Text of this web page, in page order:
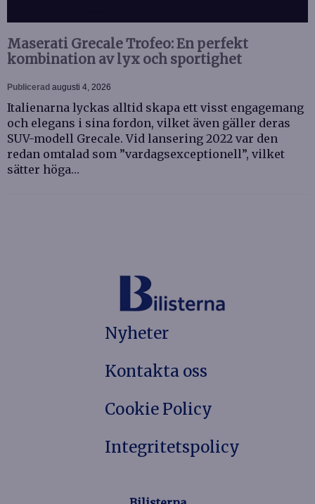
Maserati Grecale Trofeo: En perfekt
kombination av lyx och sportighet
Publicerad augusti 4, 2026
Italienarna lyckas alltid skapa ett visst engagemang
och elegans i sina fordon, vilket även gäller deras
SUV-modell Grecale. Vid lansering 2022 var den
redan omtalad som ”vardagsexceptionell”, vilket
sätter höga…
Nyheter
Kontakta oss
Cookie Policy
Integritetspolicy